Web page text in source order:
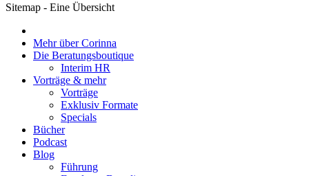
Sitemap - Eine Übersicht
Mehr über Corinna
Die Beratungsboutique
Interim HR
Vorträge & mehr
Vorträge
Exklusiv Formate
Specials
Bücher
Podcast
Blog
Führung